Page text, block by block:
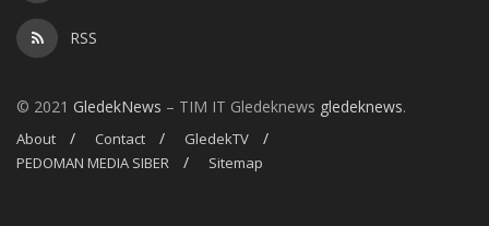
RSS
© 2021 GledekNews – TIM IT Gledeknews gledeknews.
About Contact
GledekTV
PEDOMAN MEDIA SIBER
Sitemap